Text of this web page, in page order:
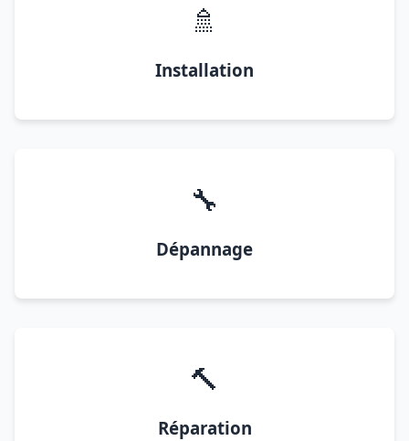
🚿
Installation
🔧
Dépannage
🔨
Réparation